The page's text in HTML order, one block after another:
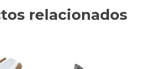
relacionados